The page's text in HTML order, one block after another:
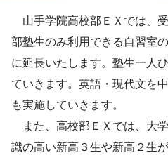
山手学院高校部ＥＸでは、
部塾生のみ利用できる自習室
に延長いたします。塾生一人
ていきます。英語・現代文を
も実施していきます。
また、高校部ＥＸでは、大
識の高い新高３生や新高２生